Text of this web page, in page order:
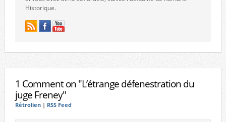
Historique.
1 Comment on "L’étrange défenestration du
juge Freney"
Rétrolien| RSS Feed